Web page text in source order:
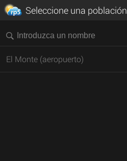
Seleccione una población
El Monte (aeropuerto)